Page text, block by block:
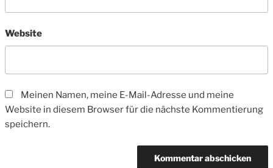
Website
Meinen Namen, meine E-Mail-Adresse und meine
Website in diesem Browser für die nächste Kommentierung
speichern.